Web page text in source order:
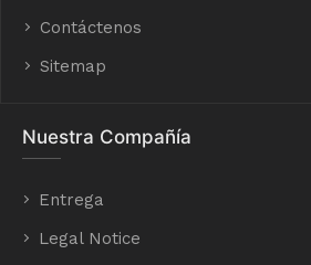
Contáctenos
Sitemap
Nuestra Compañía
Entrega
Legal Notice